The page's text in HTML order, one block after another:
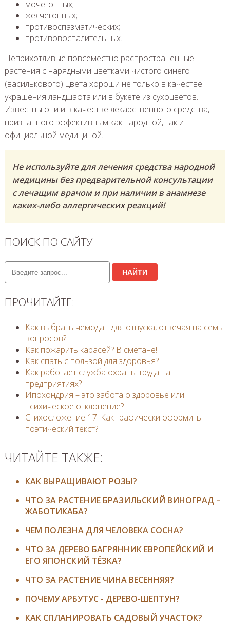
мочегонных;
желчегонных;
противоспазматических;
противовоспалительных.
Неприхотливые повсеместно распространенные
растения с нарядными цветками чистого синего
(василькового) цвета хороши не только в качестве
украшения ландшафта или в букете из сухоцветов.
Известны они и в качестве лекарственного средства,
признанного эффективным как народной, так и
официальной медициной.
Не используйте для лечения средства народной
медицины без предварительной консультации
с лечащим врачом и при наличии в анамнезе
каких-либо аллергических реакций!
ПОИСК ПО САЙТУ
НАЙТИ
ПРОЧИТАЙТЕ:
Как выбрать чемодан для отпуска, отвечая на семь
вопросов?
Как пожарить карасей? В сметане!
Как спать с пользой для здоровья?
Как работает служба охраны труда на
предприятиях?
Ипохондрия – это забота о здоровье или
психическое отклонение?
Стихосложение-17. Как графически оформить
поэтический текст?
ЧИТАЙТЕ ТАКЖЕ:
КАК ВЫРАЩИВАЮТ РОЗЫ?
ЧТО ЗА РАСТЕНИЕ БРАЗИЛЬСКИЙ ВИНОГРАД –
ЖАБОТИКАБА?
ЧЕМ ПОЛЕЗНА ДЛЯ ЧЕЛОВЕКА СОСНА?
ЧТО ЗА ДЕРЕВО БАГРЯННИК ЕВРОПЕЙСКИЙ И
ЕГО ЯПОНСКИЙ ТЁЗКА?
ЧТО ЗА РАСТЕНИЕ ЧИНА ВЕСЕННЯЯ?
ПОЧЕМУ АРБУТУС - ДЕРЕВО-ШЕПТУН?
КАК СПЛАНИРОВАТЬ САДОВЫЙ УЧАСТОК?